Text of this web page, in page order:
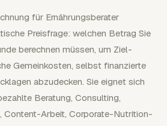
für Ernährungsberater
Preisfrage: welchen Betrag Sie
berechnen müssen, um Ziel-
Gemeinkosten, selbst finanzierte
abzudecken. Sie eignet sich
Beratung, Consulting,
Content-Arbeit, Corporate-Nutrition-